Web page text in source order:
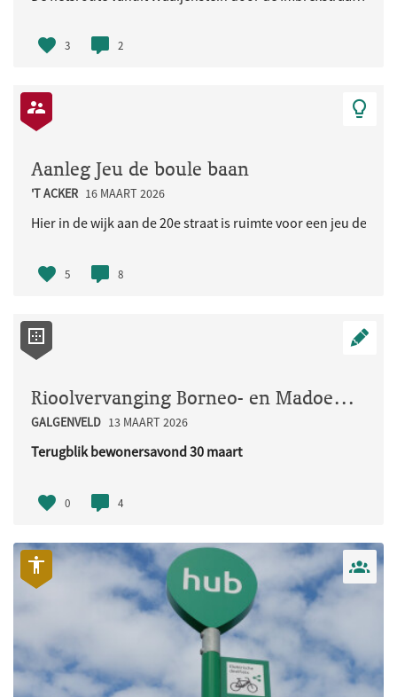
3 2
Aanleg Jeu de boule baan
'T ACKER 16 MAART 2026
Hier in de wijk aan de 20e straat is ruimte voor een jeu de
5 8
Rioolvervanging Borneo- en Madoerastraat
GALGENVELD 13 MAART 2026
Terugblik bewonersavond 30 maart
0 4